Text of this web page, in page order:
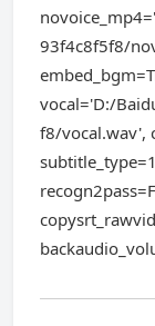
93f4c8f5f8/
vocal='D:/
f8/vocal.wav',